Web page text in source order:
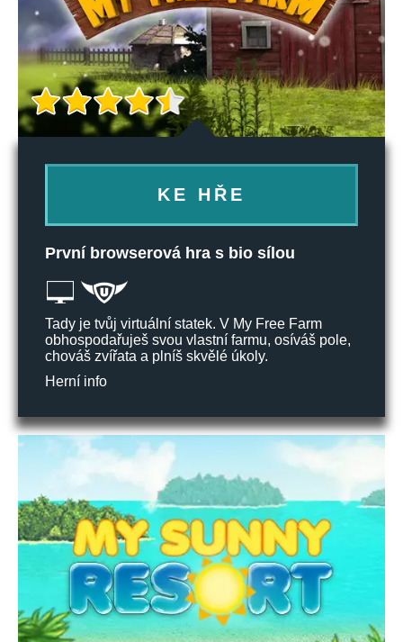
KE HŘE
První browserová hra s bio sílou
Tady je tvůj virtuální statek. V My Free Farm
obhospodařuješ svou vlastní farmu, osíváš pole,
chováš zvířata a plníš skvělé úkoly.
Herní info